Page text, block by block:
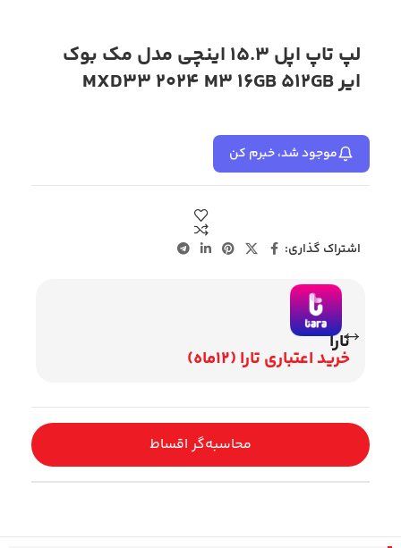
لپ تاپ اپل 15.3 اینچی مدل مک بوک
ایر MXD33 2024 M3 16GB 512GB
موجود شد، خبرم کن
اشتراک گذاری:
تارا
خرید اعتباری تارا (12ماه)
محاسبه‌گر اقساط